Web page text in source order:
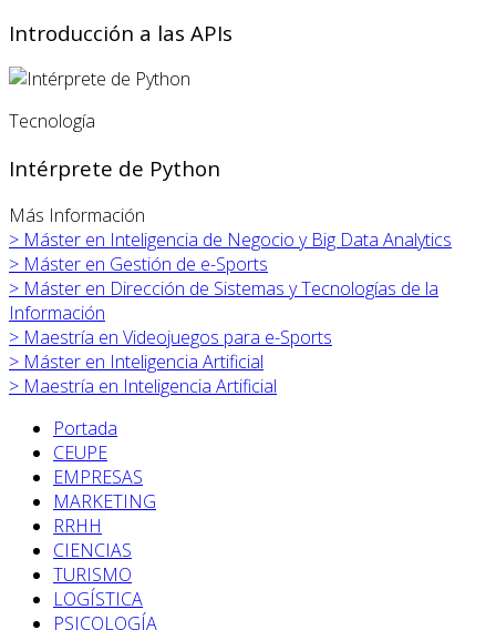
Introducción a las APIs
Tecnología
Intérprete de Python
Más Información
> Máster en Inteligencia de Negocio y Big Data Analytics
> Máster en Gestión de e-Sports
> Máster en Dirección de Sistemas y Tecnologías de la
Información
> Maestría en Videojuegos para e-Sports
> Máster en Inteligencia Artificial
> Maestría en Inteligencia Artificial
Portada
CEUPE
EMPRESAS
MARKETING
RRHH
CIENCIAS
TURISMO
LOGÍSTICA
PSICOLOGÍA